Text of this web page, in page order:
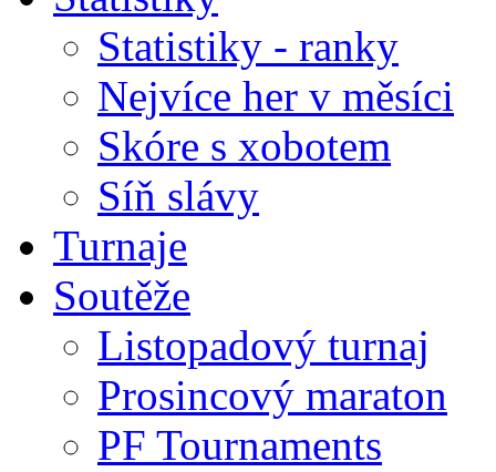
Statistiky - ranky
Nejvíce her v měsíci
Skóre s xobotem
Síň slávy
Turnaje
Soutěže
Listopadový turnaj
Prosincový maraton
PF Tournaments